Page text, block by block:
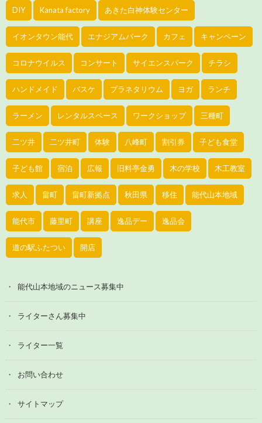
DIY Kanata factory あきた白神体験センター
イオンタウン能代 エナジアムパーク カフェ キャンペーン
コロナウイルス コンサート サイエンスパーク チラシ
ハンドメイド バスケ プラネタリウム ヨガ ランチ
ラーメン レンタルスペース ワークショップ 三種町
二ツ井 二ツ井町 体験 八峰町 割引券 子ども食堂
子ども館 宿泊 広報 旧料亭金勇 木の学校 木工教室
求人 畠町 畠町新拠点 秋田県 移住 能代山本地域
能代市 藤里町 講座 逸品デー 逸品会
道の駅ふたつい 開店
能代山本地域のニュース募集中
ライターさん募集中
ライター一覧
お問い合わせ
サイトマップ